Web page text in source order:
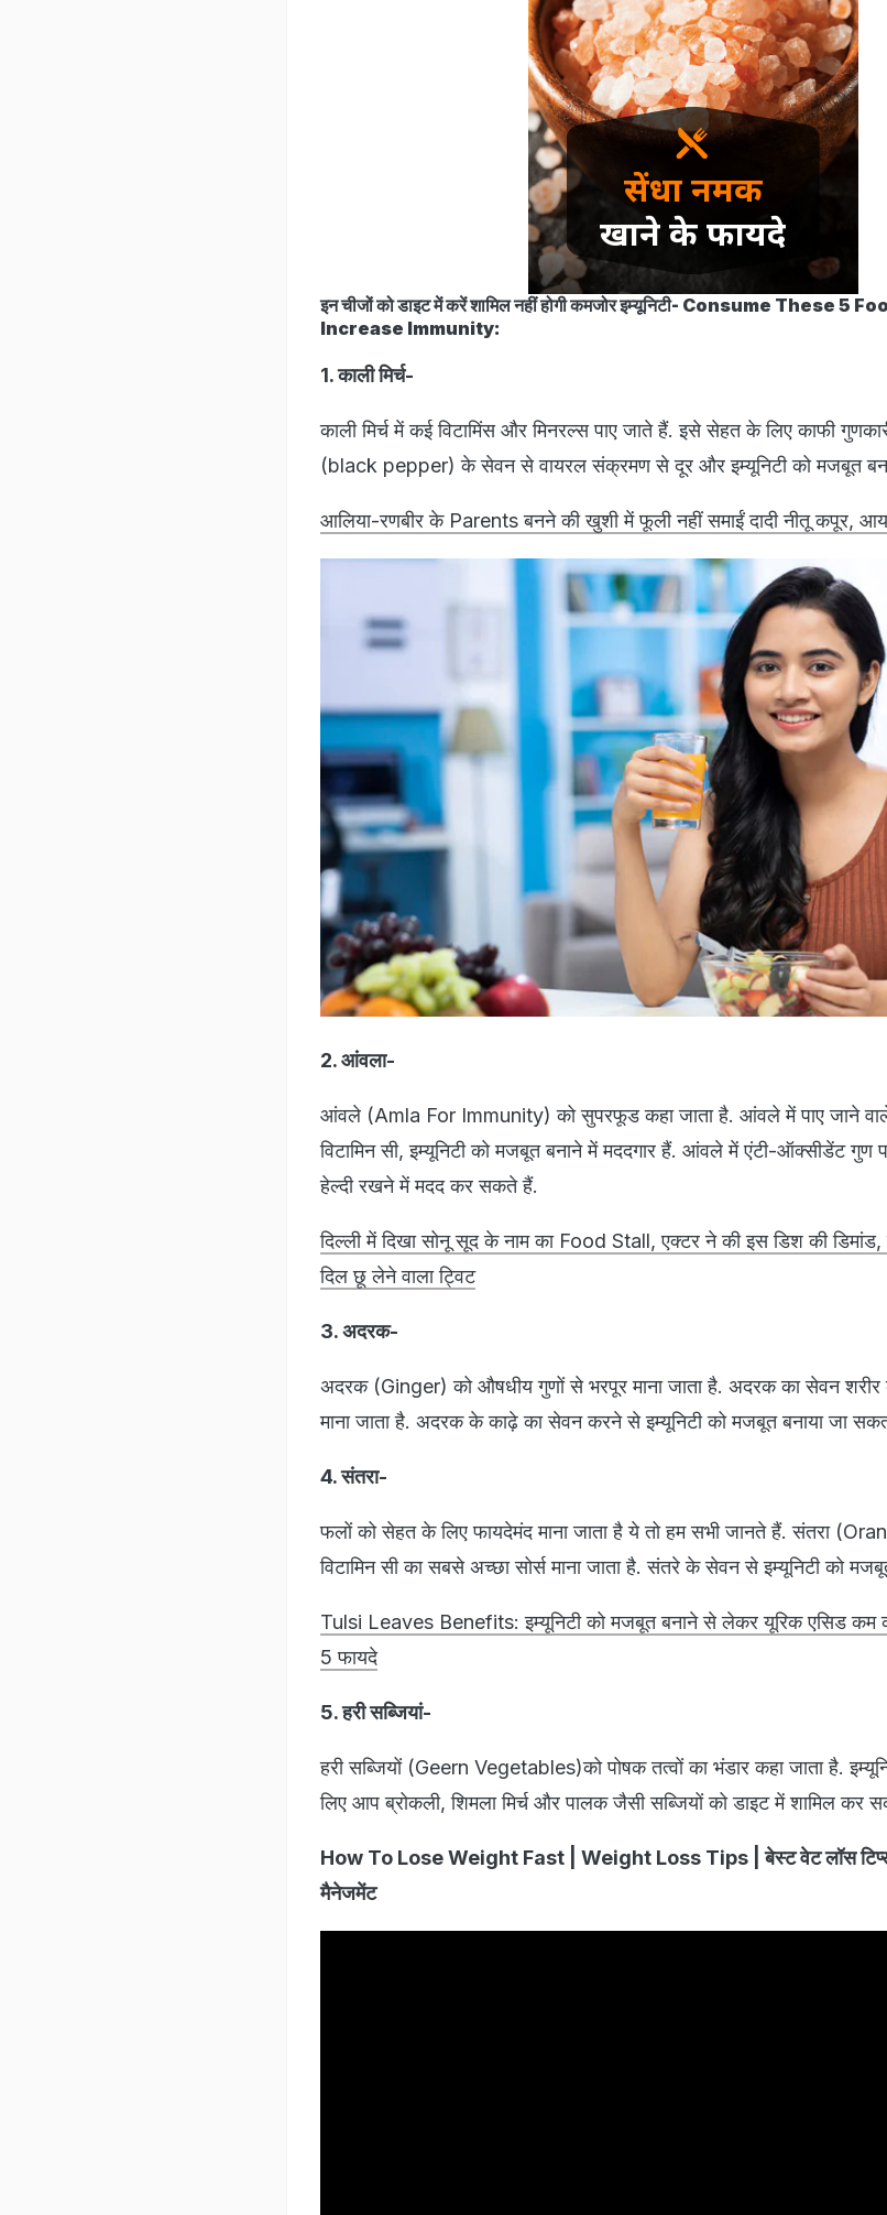
इन चीजों को डाइट में करें शामिल नहीं होगी कमजोर इम्यूनिटी- Consume These 5
Increase Immunity:
1. काली मिर्च-
काली मिर्च में कई विटामिंस और मिनरल्स पाए जाते हैं. इसे सेहत के लिए काफी गुणकारी
(black pepper) के सेवन से वायरल संक्रमण से दूर और इम्यूनिटी को मजबूत
आलिया-रणबीर के Parents बनने की खुशी में फूली नहीं समाईं दादी नीतू कपूर,
2. आंवला-
आंवले (Amla For Immunity) को सुपरफूड कहा जाता है. आंवले में पाए जाने
विटामिन सी, इम्यूनिटी को मजबूत बनाने में मददगार हैं. आंवले में एंटी-ऑक्सीडेंट गुण
हेल्दी रखने में मदद कर सकते हैं.
दिल्ली में दिखा सोनू सूद के नाम का Food Stall, एक्टर ने की इस डिश की
दिल छू लेने वाला ट्विट
3. अदरक-
अदरक (Ginger) को औषधीय गुणों से भरपूर माना जाता है. अदरक का सेवन शरीर
माना जाता है. अदरक के काढ़े का सेवन करने से इम्यूनिटी को मजबूत बनाया जा
4. संतरा-
फलों को सेहत के लिए फायदेमंद माना जाता है ये तो हम सभी जानते हैं. संतरा
विटामिन सी का सबसे अच्छा सोर्स माना जाता है. संतरे के सेवन से इम्यूनिटी को
Tulsi Leaves Benefits: इम्यूनिटी को मजबूत बनाने से लेकर यूरिक एसिड
5 फायदे
5. हरी सब्जियां-
हरी सब्जियों (Geern Vegetables)को पोषक तत्वों का भंडार कहा जाता है.
लिए आप ब्रोकली, शिमला मिर्च और पालक जैसी सब्जियों को डाइट में शामिल कर
How To Lose Weight Fast | Weight Loss Tips | बेस्ट वेट लॉस
मैनेजमेंट